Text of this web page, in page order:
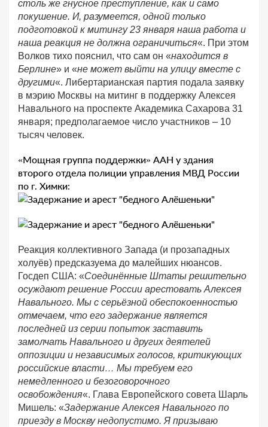
столь же гнусное преступление, как и само
покушение. И, разумеется, одной только
подготовкой к митингу 23 января наша работа и
наша реакция не должна ограничиться«. При этом
Волков тихо пояснил, что сам он «находится в
Берлине» и «не может выйти на улицу вместе с
другими«. Либертарианская партия подала заявку
в мэрию Москвы на митинг в поддержку Алексея
Навального на проспекте Академика Сахарова 31
января; предполагаемое число участников – 10
тысяч человек.
«Мощная группа поддержки» ААН у здания
второго отдела полиции управления МВД России
по г. Химки:
Реакция коллективного Запада (и прозападных
холуёв) предсказуема до малейших нюансов.
Госдеп США: «Соединённые Штаты решительно
осуждают решение России арестовать Алексея
Навального. Мы с серьёзной обеспокоенностью
отмечаем, что его задержание является
последней из серии попыток заставить
замолчать Навального и других деятелей
оппозиции и независимых голосов, критикующих
российские власти… Мы требуем его
немедленного и безоговорочного
освобождения«. Глава Европейского совета Шарль
Мишель: «Задержание Алексея Навального по
приезду в Москву недопустимо. Я призываю